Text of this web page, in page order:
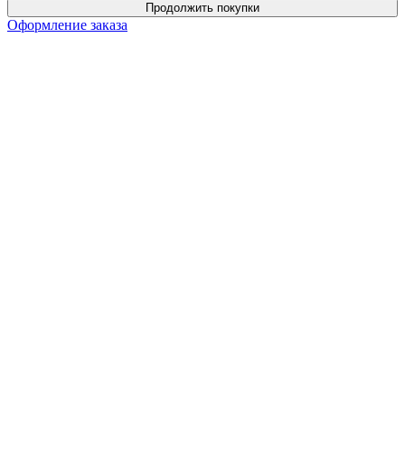
Продолжить покупки
Оформление заказа